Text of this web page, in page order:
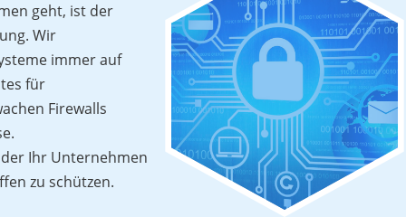
geht, ist der
Wir
immer auf
für
Firewalls
Ihr Unternehmen
zu schützen.